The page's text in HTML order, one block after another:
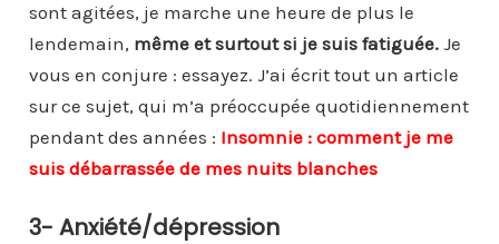
sont agitées, je marche une heure de plus le
lendemain, même et surtout si je suis fatiguée.Je
vous en conjure : essayez. J’ai écrit tout un article
sur ce sujet, qui m’a préoccupée quotidiennement
pendant des années : Insomnie : comment je me
suis débarrassée de mes nuits blanches
3- Anxiété/dépression